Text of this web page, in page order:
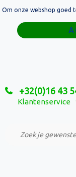
+32(0)16 43
Klantenservice
Home
Relatiegeschenken
Custom Made Projecten
Om onze webshop goed